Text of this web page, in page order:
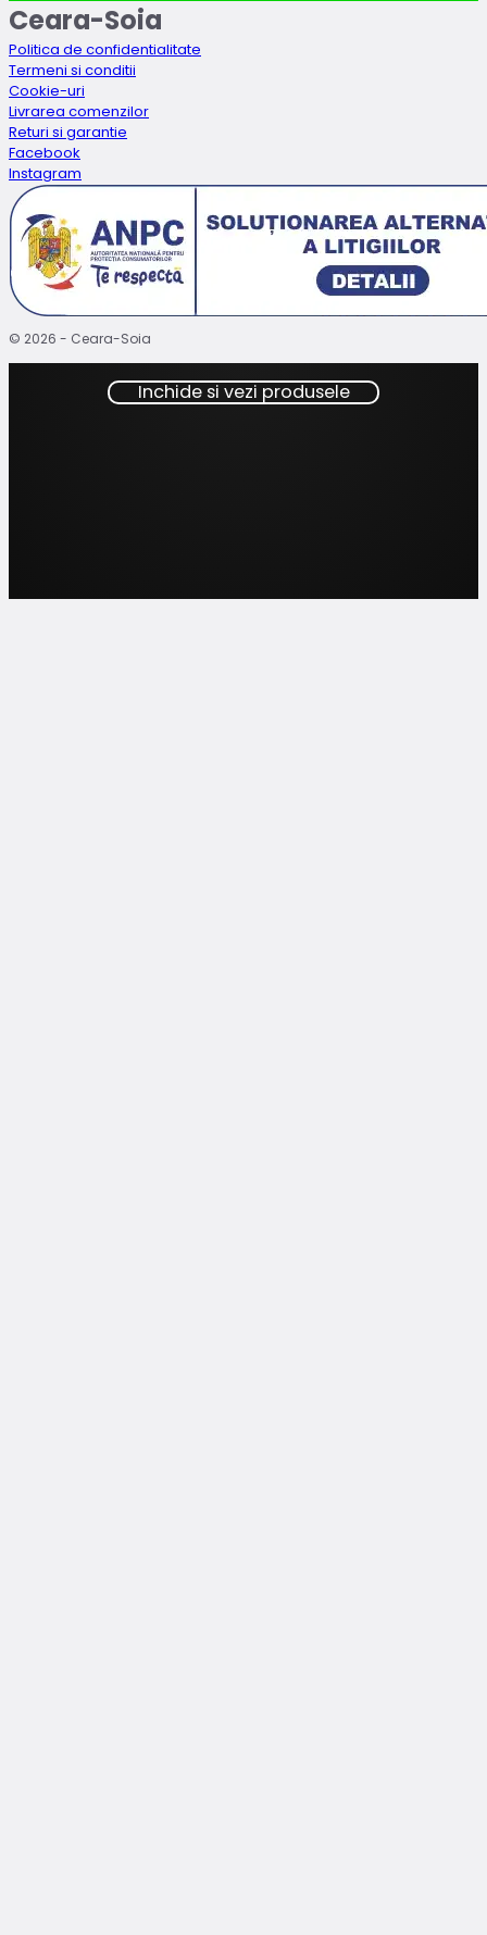
Ceara-Soia
Politica de confidentialitate
Termeni si conditii
Cookie-uri
Livrarea comenzilor
Returi si garantie
Facebook
Instagram
© 2026 - Ceara-Soia
Inchide si vezi produsele